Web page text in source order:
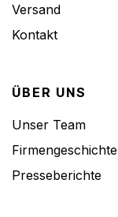
Versand
Kontakt
ÜBER UNS
Unser Team
Firmengeschichte
Presseberichte